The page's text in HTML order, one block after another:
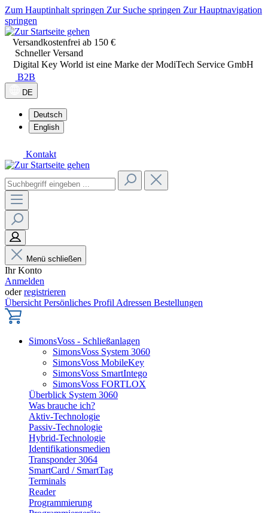
Zum Hauptinhalt springen Zur Suche springen Zur Hauptnavigation
springen
Versandkostenfrei ab 150 €
Schneller Versand
Digital Key World ist eine Marke der ModiTech Service GmbH
B2B
DE
Deutsch
English
Kontakt
Menü schließen
Ihr Konto
Anmelden
oderregistrieren
Übersicht Persönliches Profil Adressen Bestellungen
SimonsVoss - Schließanlagen
SimonsVoss System 3060
SimonsVoss MobileKey
SimonsVoss SmartIntego
SimonsVoss FORTLOX
Überblick System 3060
Was brauche ich?
Aktiv-Technologie
Passiv-Technologie
Hybrid-Technologie
Identifikationsmedien
Transponder 3064
SmartCard / SmartTag
Terminals
Reader
Programmierung